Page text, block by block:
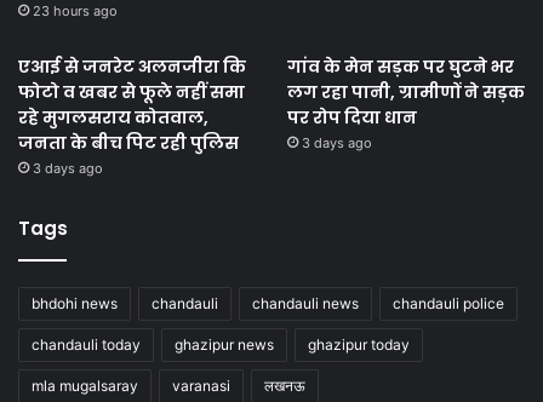
23 hours ago
एआई से जनरेट अलनजीरा कि
फोटो व खबर से फूले नहीं समा
रहे मुगलसराय कोतवाल,
जनता के बीच पिट रही पुलिस
3 days ago
गांव के मेन सड़क पर घुटने भर
लग रहा पानी, ग्रामीणों ने सड़क
पर रोप दिया धान
3 days ago
Tags
bhdohi news chandauli chandauli news chandauli police
chandauli today ghazipur news ghazipur today
mla mugalsaray varanasi लखनऊ